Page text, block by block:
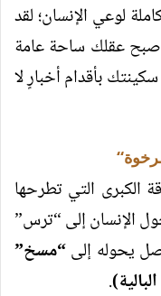
لوعي الإنسان؛ لقد
عقلك ساحة عامة
بأقدام أخبارٍ لا
“
الكبرى التي تطرحها
الإنسان إلى “ترس”
يحوله إلى“مسخ”
.